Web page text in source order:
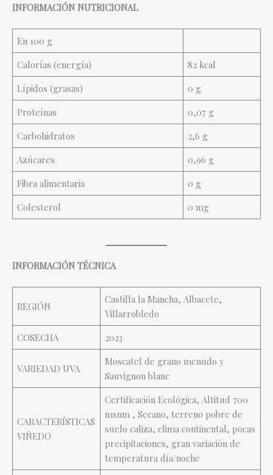
INFORMACIÓN NUTRICIONAL
En 100 g
Calorías (energía)
82 kcal
Lípidos (grasas)
0 g
Proteínas
0,07 g
Carbohidratos
2,6 g
Azúcares
0,96 g
Fibra alimentaria
0 g
Colesterol
0 mg
INFORMACIÓN TÉCNICA
REGIÓN
Castilla la Mancha, Albacete,
Villarrobledo
COSECHA
2023
VARIEDAD UVA
Moscatel de grano menudo y
Sauvignon blanc
CARACTERÍSTICAS
VIÑEDO
Certificación Ecológica, Altitud 700
msnm , Secano, terreno pobre de
suelo caliza, clima continental, pocas
precipitaciones, gran variación de
temperatura día/noche